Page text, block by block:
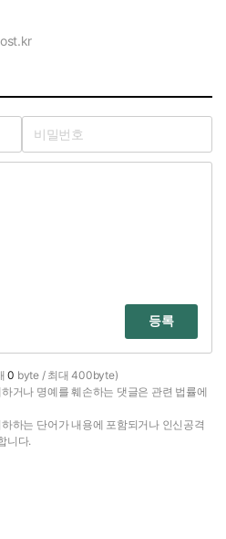
등록
0 byte / 최대 400byte)
거나 명예를 훼손하는 댓글은 관련 법률에
하는 단어가 내용에 포함되거나 인신공격
니다.